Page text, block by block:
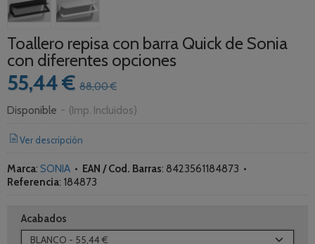
Toallero repisa con barra Quick de Sonia
con diferentes opciones
55,44 € 88,00 €
Disponible - (Imp. Incluidos)
Ver descripción
Marca: SONIA • EAN / Cod. Barras: 8423561184873 •
Referencia: 184873
Acabados